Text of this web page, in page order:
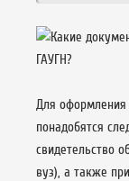
Для оформления
понадобятся
свидетельство
вуз), а также